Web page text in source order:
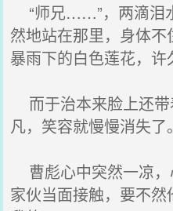
“师兄……”，两滴泪
然地站在那里，身体
暴雨下的白色莲花，许
而于治本来脸上还
凡，笑容就慢慢消失了。
曹彪心中突然一凉
家伙当面接触，要不